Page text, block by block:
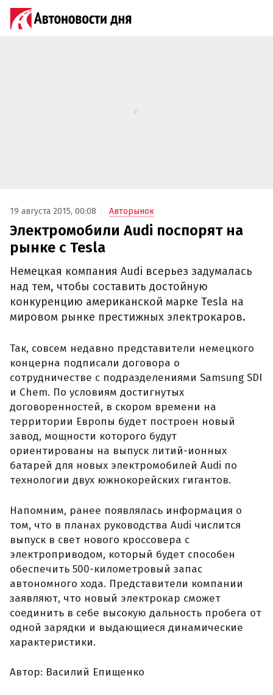
19 августа 2015, 00:08 Авторынок
Электромобили Audi поспорят на
рынке с Tesla
Немецкая компания Audi всерьез задумалась
над тем, чтобы составить достойную
конкуренцию американской марке Tesla на
мировом рынке престижных электрокаров.
Так, совсем недавно представители немецкого
концерна подписали договора о
сотрудничестве с подразделениями Samsung SDI
и Chem. По условиям достигнутых
договоренностей, в скором времени на
территории Европы будет построен новый
завод, мощности которого будут
ориентированы на выпуск литий-ионных
батарей для новых электромобилей Audi по
технологии двух южнокорейских гигантов.
Напомним, ранее появлялась информация о
том, что в планах руководства Audi числится
выпуск в свет нового кроссовера с
электроприводом, который будет способен
обеспечить 500-километровый запас
автономного хода. Представители компании
заявляют, что новый электрокар сможет
соединить в себе высокую дальность пробега от
одной зарядки и выдающиеся динамические
характеристики.
Автор: Василий Епищенко